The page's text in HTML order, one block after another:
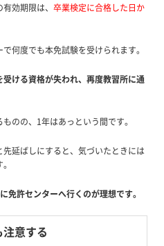
効期限は、 卒業検定に合格した日か
何度でも本免試験を受けられます。
ける資格が失われ、再度教習所に通
のの、1年はあっという間です。
先延ばしにすると、気づいたときには
免許センターへ行くのが理想です。
意する